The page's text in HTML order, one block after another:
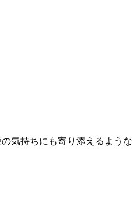
気持ちにも寄り添えるような